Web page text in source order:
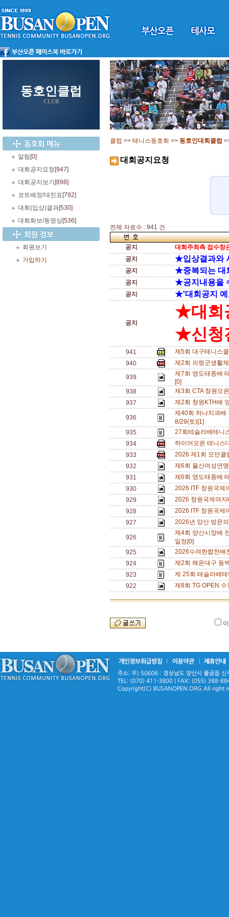
동호인클럽
CLUB
알림 [0]
대회공지요청 [947]
대회공지보기 [898]
코트배정/대진표 [792]
대회(입상)결과[530]
대회화보/동영상[536]
회원보기
가입하기
클럽 >> 테니스동호회 >> 동호인대회클럽
대회공지요청
전체 자료수 : 941 건
공지
대회주최측 접수창
공지
★입상결과와
공지 ★중복되는 대
공지 ★공지내용을
공지 ★'대회공지 예
공지
★대회
★신청
941
제5회 대구테니스
940
제2회 의령군생활
939
제7회 영도태종배
[0]
938
제3회 CTA 창원오
937
제2회 창원KTH배
936
제40회 하나치과배
8/29(토)[1]
935
27회테슬라배테니
934
하이어오픈 테니스
933
2026 제1회 모던
932
제6회 울산여성연
931
제6회 영도태종배
930
2026 ITF 창원국제
929
2026 창원국제여
928
2026 ITF 창원국제
927
2026년 양산 방문
926
제4회 양산시장배
일정[0]
925
2026수려한합천배
924
제2회 해운대구 동
923
제 25회 테슬라배
922
제8회 TG OPEN